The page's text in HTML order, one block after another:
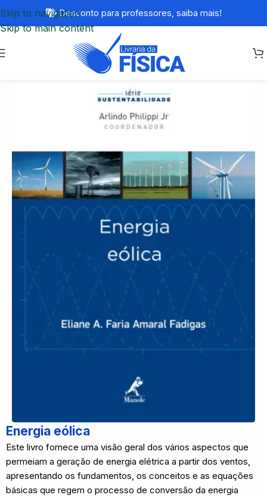
Skip to navigation
Skip to main content
Desconto para professores, saiba mais!
Energia eólica
Este livro fornece uma visão geral dos vários aspectos que
permeiam a geração de energia elétrica a partir dos ventos,
apresentando os fundamentos, os conceitos e as equações
básicas que regem o processo de conversão da energia